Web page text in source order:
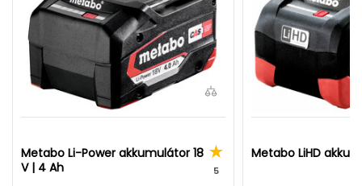
Metabo Li-Power akkumulátor 18
V | 4 Ah
5
Metabo LiHD